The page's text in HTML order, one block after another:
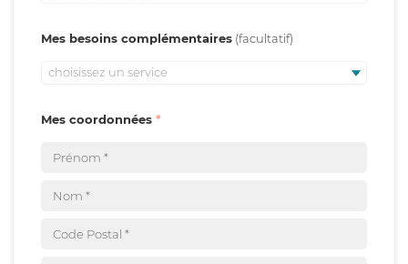
Mes besoins complémentaires
choisissez un service
Mes coordonnées